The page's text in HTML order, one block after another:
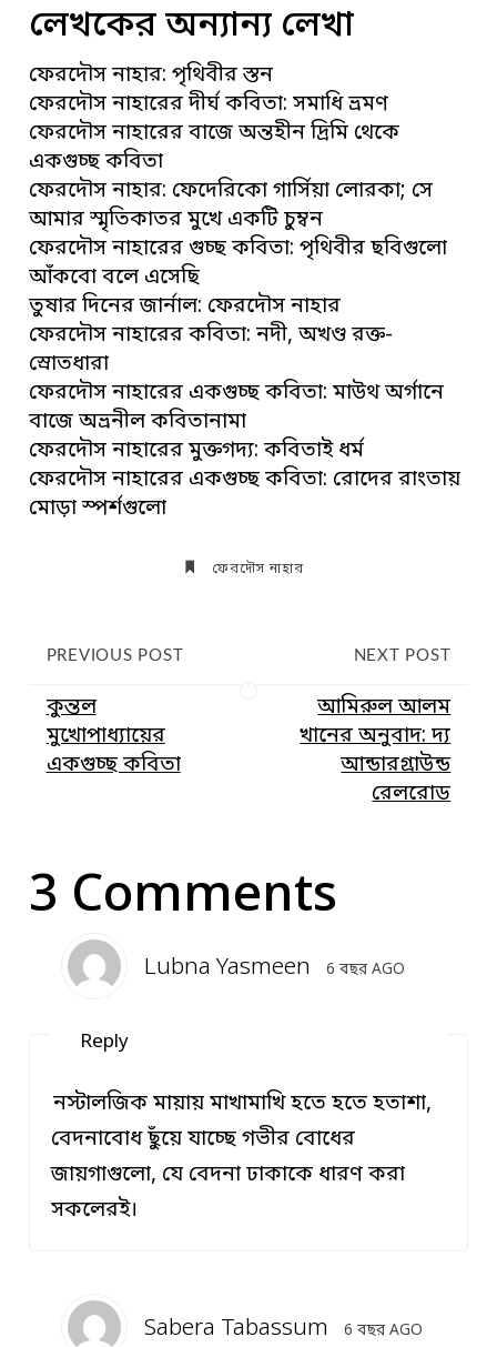
লেখকের অন্যান্য লেখা
ফেরদৌস নাহার: পৃথিবীর স্তন
ফেরদৌস নাহারের দীর্ঘ কবিতা: সমাধি ভ্রমণ
ফেরদৌস নাহারের বাজে অন্তহীন দ্রিমি থেকে
একগুচ্ছ কবিতা
ফেরদৌস নাহার: ফেদেরিকো গার্সিয়া লোরকা; সে
আমার স্মৃতিকাতর মুখে একটি চুম্বন
ফেরদৌস নাহারের গুচ্ছ কবিতা: পৃথিবীর ছবিগুলো
আঁকবো বলে এসেছি
তুষার দিনের জার্নাল: ফেরদৌস নাহার
ফেরদৌস নাহারের কবিতা: নদী, অখণ্ড রক্ত-
স্রোতধারা
ফেরদৌস নাহারের একগুচ্ছ কবিতা: মাউথ অর্গানে
বাজে অভ্রনীল কবিতানামা
ফেরদৌস নাহারের মুক্তগদ্য: কবিতাই ধর্ম
ফেরদৌস নাহারের একগুচ্ছ কবিতা: রোদের রাংতায়
মোড়া স্পর্শগুলো
ফেরদৌস নাহার
PREVIOUS POST
কুন্তল
মুখোপাধ্যায়ের
একগুচ্ছ কবিতা
NEXT POST
আমিরুল আলম
খানের অনুবাদ: দ্য
আন্ডারগ্রাউন্ড
রেলরোড
3 Comments
Lubna Yasmeen 6 বছর AGO
Reply
নস্টালজিক মায়ায় মাখামাখি হতে হতে হতাশা,
বেদনাবোধ ছুঁয়ে যাচ্ছে গভীর বোধের
জায়গাগুলো, যে বেদনা ঢাকাকে ধারণ করা
সকলেরই।
Sabera Tabassum 6 বছর AGO